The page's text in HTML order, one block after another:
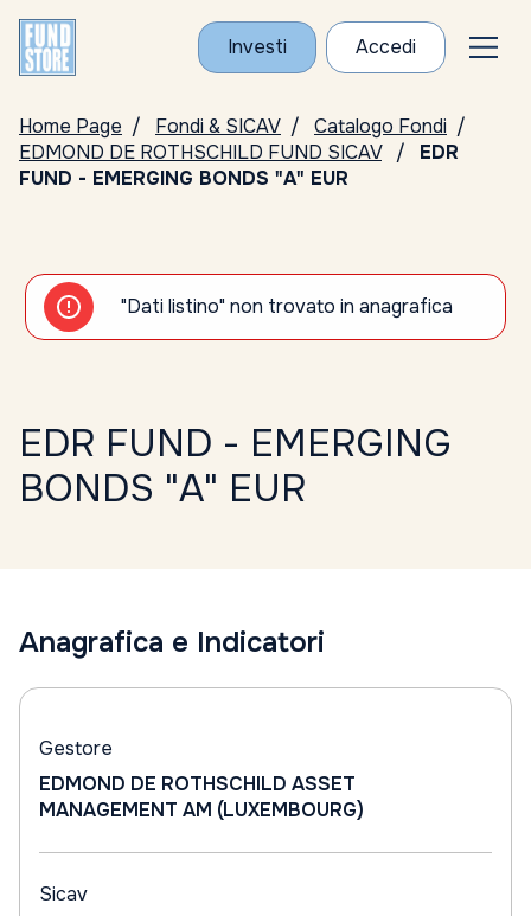
Investi Accedi
Home Page Fondi & SICAV
Catalogo Fondi
EDMOND DE ROTHSCHILD FUND SICAV
EDR
FUND - EMERGING BONDS "A" EUR
"Dati listino" non trovato in anagrafica
EDR FUND - EMERGING
BONDS "A" EUR
Anagrafica e Indicatori
Gestore
EDMOND DE ROTHSCHILD ASSET
MANAGEMENT AM (LUXEMBOURG)
Sicav